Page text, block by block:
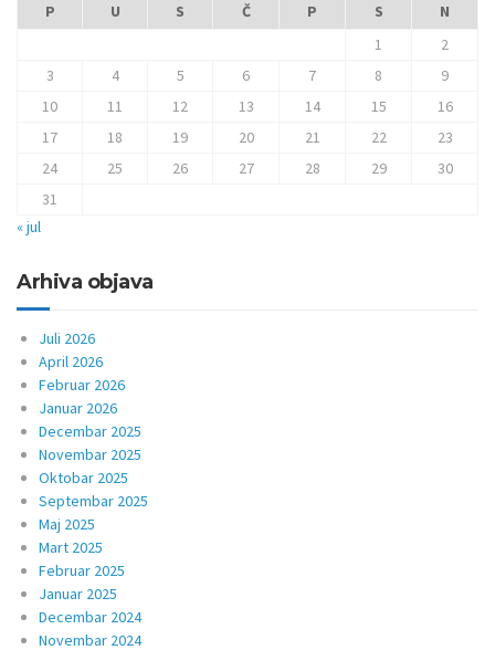
P U S Č P S
N
1
2
3
4 5 6 7 8
9
10
11 12 13 14 15
16
17
18 19 20 21 22
23
24
25 26 27 28 29
30
31
« jul
Arhiva objava
Juli 2026
April 2026
Februar 2026
Januar 2026
Decembar 2025
Novembar 2025
Oktobar 2025
Septembar 2025
Maj 2025
Mart 2025
Februar 2025
Januar 2025
Decembar 2024
Novembar 2024